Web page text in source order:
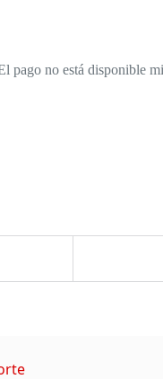
pago no está disponible